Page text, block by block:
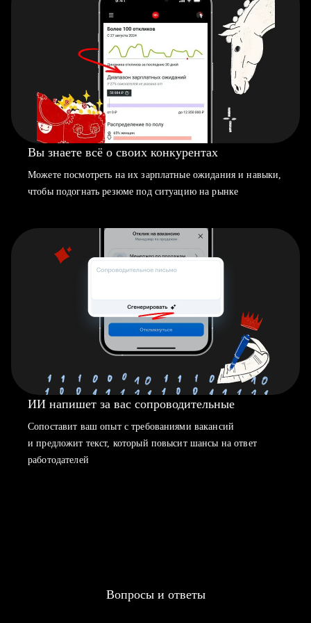
Вы знаете всё о своих конкурентах
Можете посмотреть на их зарплатные ожидания и навыки,
чтобы подогнать резюме под ситуацию на рынке
ИИ напишет за вас сопроводительные
Сопоставит ваш опыт с требованиями вакансий
и предложит текст, который повысит шансы на ответ
работодателей
Вопросы и ответы